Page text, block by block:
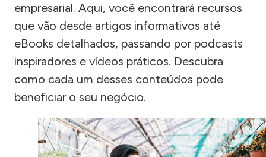
empresarial. Aqui, você encontrará recursos
que vão desde artigos informativos até
eBooks detalhados, passando por podcasts
inspiradores e vídeos práticos. Descubra
como cada um desses conteúdos pode
beneficiar o seu negócio.